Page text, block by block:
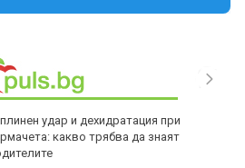
удар и дехидратация при
какво трябва да знаят